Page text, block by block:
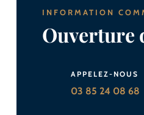
INFORMATION
Ouverture
APPELEZ-NOUS
03 85 24 08 68